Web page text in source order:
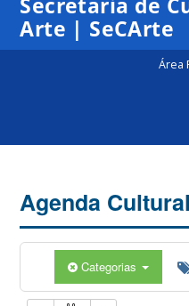
Secretaria de
Arte | SeCArte
Área
Agenda Cultural
Categorias
5:00